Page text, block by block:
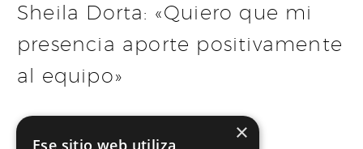
Sheila Dorta: «Quiero que mi
presencia aporte positivamente
al equipo»
LEER MÁS ×
Ese sitio web utiliza